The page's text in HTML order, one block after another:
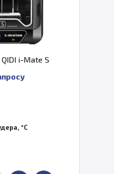
i-Mate S
°C